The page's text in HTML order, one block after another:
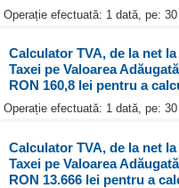
Operație efectuată: 1 dată, pe:
Calculator TVA, de la net
Taxei pe Valoarea
RON 160,8 lei pentru a
Operație efectuată: 1 dată, pe:
Calculator TVA, de la net
Taxei pe Valoarea
RON 13.666 lei pentru a